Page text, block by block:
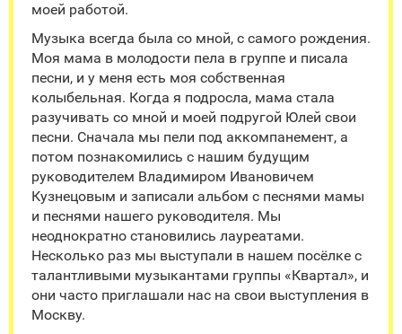
моей работой.
Музыка всегда была со мной, с самого рождения.
Моя мама в молодости пела в группе и писала
песни, и у меня есть моя собственная
колыбельная. Когда я подросла, мама стала
разучивать со мной и моей подругой Юлей свои
песни. Сначала мы пели под аккомпанемент, а
потом познакомились с нашим будущим
руководителем Владимиром Ивановичем
Кузнецовым и записали альбом с песнями мамы
и песнями нашего руководителя. Мы
неоднократно становились лауреатами.
Несколько раз мы выступали в нашем посёлке с
талантливыми музыкантами группы «Квартал», и
они часто приглашали нас на свои выступления в
Москву.